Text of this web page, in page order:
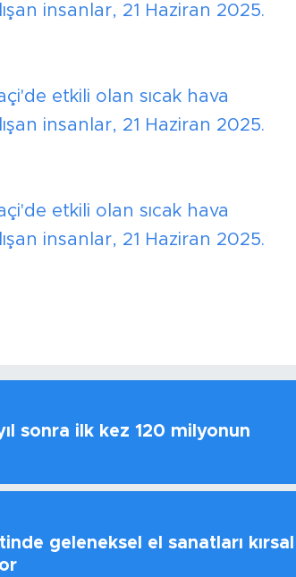
insanlar, 21 Haziran 2025.
etkili olan sıcak hava
insanlar, 21 Haziran 2025.
etkili olan sıcak hava
insanlar, 21 Haziran 2025.
sonra ilk kez 120 milyonun
geleneksel el sanatları kırsal